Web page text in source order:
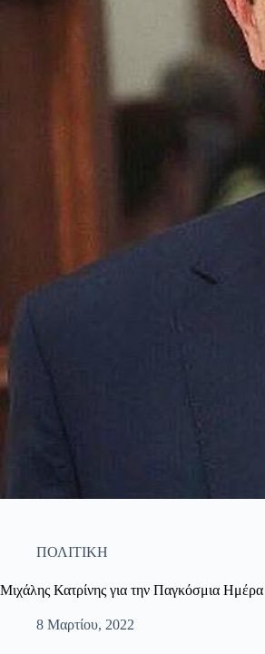
ΠΟΛΙΤΙΚΗ
Μιχάλης Κατρίνης για την Παγκόσμια
8 Μαρτίου, 2022